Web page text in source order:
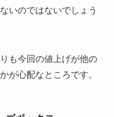
いのではないでしょう
も今回の値上げが他の
が心配なところです。